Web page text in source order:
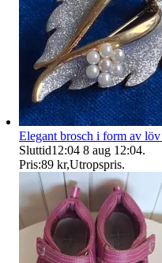
Elegant brosch i form av
Sluttid12:04 8 aug 12:04.
Pris:89 kr,Utropspris.